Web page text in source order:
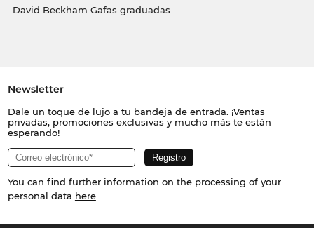
David Beckham Gafas graduadas
Newsletter
Dale un toque de lujo a tu bandeja de entrada. ¡Ventas
privadas, promociones exclusivas y mucho más te están
esperando!
You can find further information on the processing of your
personal data here